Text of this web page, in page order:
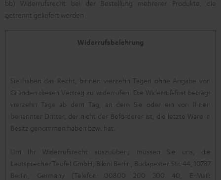
bb) Widerrufsrecht bei der Bestellung mehrerer Produkte, die
getrennt geliefert werden
Widerrufsbelehrung
Sie haben das Recht, binnen vierzehn Tagen ohne Angabe von
Gründen diesen Vertrag zu widerrufen. Die Widerrufsfrist beträgt
vierzehn Tage ab dem Tag, an dem Sie oder ein von Ihnen
benannter Dritter, der nicht der Beförderer ist, die letzte Ware in
Besitz genommen haben bzw. hat.
Um Ihr Widerrufsrecht auszuüben, müssen Sie uns, die
Lautsprecher Teufel GmbH, Bikini Berlin, Budapester Str. 44, 10787
Berlin, Germany (Telefon 00800 200 300 40, E-Mail: